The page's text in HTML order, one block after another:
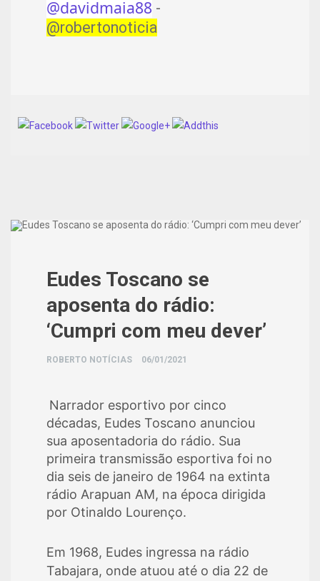
@davidmaia88 -
@robertonoticia
Eudes Toscano se
aposenta do rádio:
‘Cumpri com meu dever’
ROBERTO NOTÍCIAS 06/01/2021
Narrador esportivo por cinco
décadas, Eudes Toscano anunciou
sua aposentadoria do rádio. Sua
primeira transmissão esportiva foi no
dia seis de janeiro de 1964 na extinta
rádio Arapuan AM, na época dirigida
por Otinaldo Lourenço.
Em 1968, Eudes ingressa na rádio
Tabajara, onde atuou até o dia 22 de